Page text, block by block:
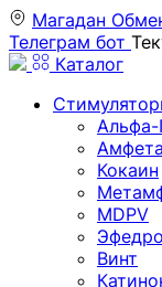
Магадан
Телеграм бот
Каталог
Кокаин
MDPV
Винт